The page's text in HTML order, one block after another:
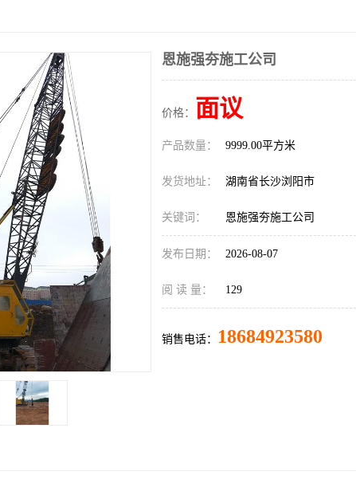
恩施强夯施工公司
价格： 面议
产品数量： 9999.00平方米
发货地址： 湖南省长沙浏阳市
关键词： 恩施强夯施工公司
发布日期： 2026-08-07
阅 读 量： 129
销售电话： 18684923580